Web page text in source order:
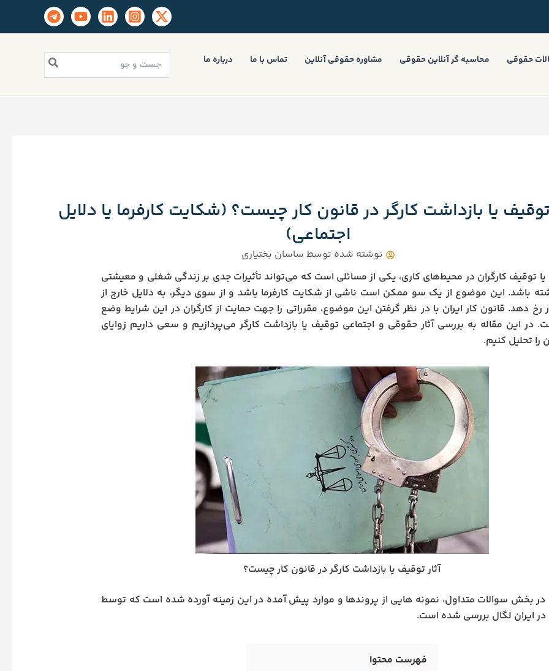
حقوقی محاسبه گر آنلاین حقوقی مشاوره حقوقی آنلاین تماس با ما درباره ما
برای:
توقیف یا بازداشت کارگر در قانون کار چیست؟ (شکایت کارفرما یا دلایل
اجتماعی)
نوشته شده توسط ساسان بختیاری
یا توقیف کارگران در محیط‌های کاری، یکی از مسائلی است که می‌تواند تأثیرات جدی بر زندگی شغلی و معیشتی
باشد. این موضوع از یک سو ممکن است ناشی از شکایت کارفرما باشد و از سوی دیگر، به دلایل خارج از
رخ دهد. قانون کار ایران با در نظر گرفتن این موضوع، مقرراتی را جهت حمایت از کارگران در این شرایط وضع
در این مقاله به بررسی آثار حقوقی و اجتماعی توقیف یا بازداشت کارگر می‌پردازیم و سعی داریم زوایای
را تحلیل کنیم.
آثار توقیف یا بازداشت کارگر در قانون کار چیست؟
بخش سوالات متداول، نمونه هایی از پروندها و موارد پیش آمده در این زمینه آورده شده است که توسط
در ایران لگال بررسی شده است.
فهرست محتوا